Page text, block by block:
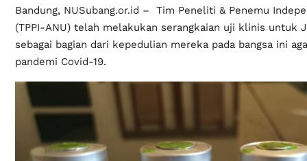
Bandung, NUSubang.or.id – Tim Peneliti & Penemu
(TPPI-ANU) telah melakukan serangkaian uji klinis untuk
sebagai bagian dari kepedulian mereka pada bangsa ini
pandemi Covid-19.